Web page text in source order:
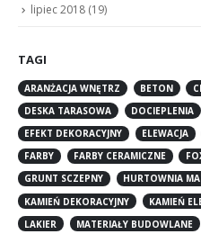
lipiec 2018 (19)
TAGI
ARANŻACJA WNĘTRZ BETON
DESKA TARASOWA
DOCIEPLENIA
EFEKT DEKORACYJNY
ELEWACJA
FARBY
FARBY CERAMICZNE
GRUNT SCZEPNY
HURTOWNIA
KAMIEŃ DEKORACYJNY
KAMIEŃ
LAKIER
MATERIAŁY BUDOWLANE